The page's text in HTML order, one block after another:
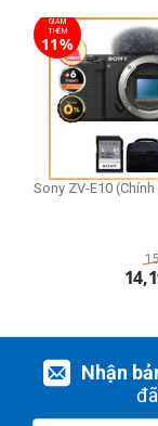
GIẢM
THÊM
11%
Sony ZV-E10
Nhận